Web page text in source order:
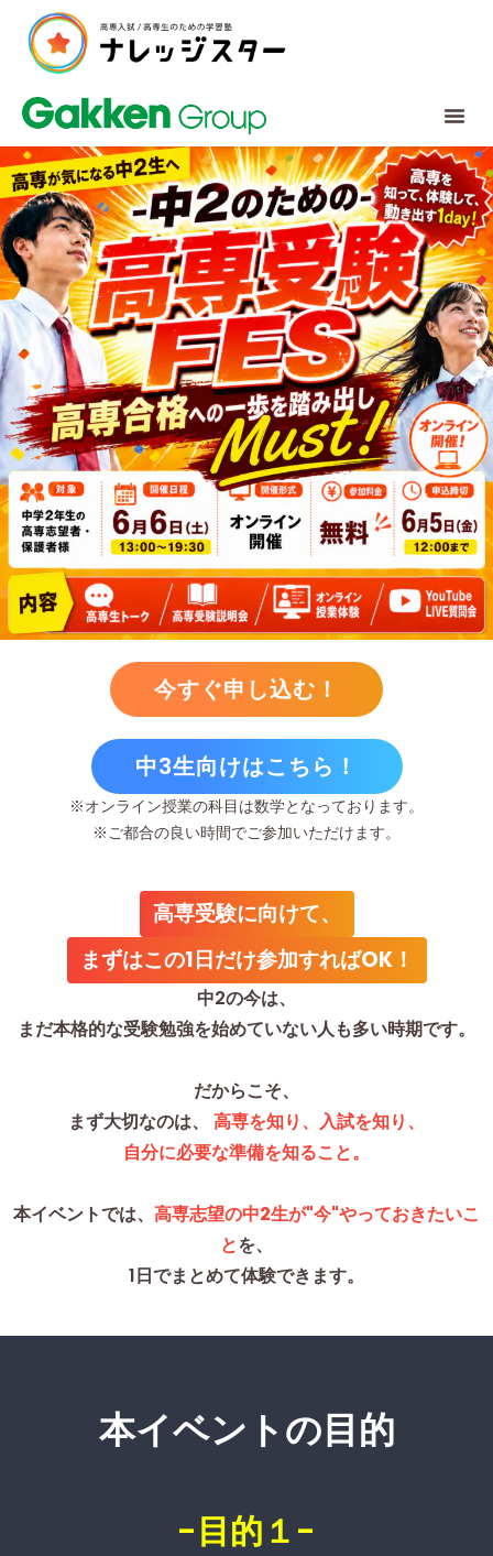
今すぐ申し込む！
中3生向けはこちら！
※オンライン授業の科目は数学となっております。
※ご都合の良い時間でご参加いただけます。
高専受験に向けて、
まずはこの1日だけ参加すればOK！
中2の今は、
まだ本格的な受験勉強を始めていない人も多い時期です。
だからこそ、
まず大切なのは、 高専を知り、入試を知り、
自分に必要な準備を知ること。
本イベントでは、 高専志望の中2生が"今"やっておきたいこ
とを、
1日でまとめて体験できます。
本イベントの目的
-目的１-